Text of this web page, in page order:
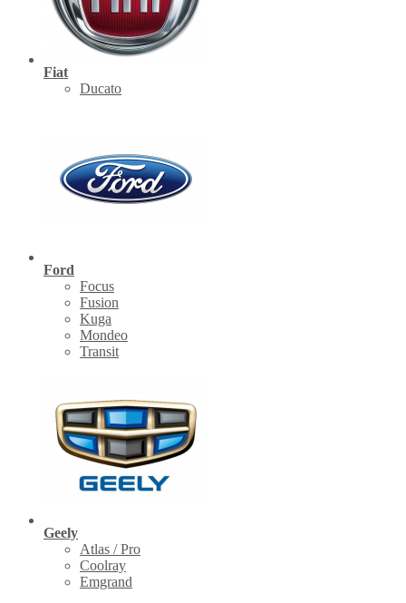
Fiat
Ducato
Ford
Focus
Fusion
Kuga
Mondeo
Transit
Geely
Atlas / Pro
Coolray
Emgrand